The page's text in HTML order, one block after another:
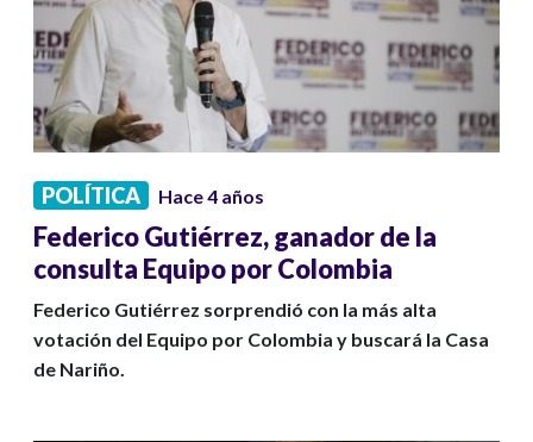
POLÍTICA Hace 4 años
Federico Gutiérrez, ganador de la
consulta Equipo por Colombia
Federico Gutiérrez sorprendió con la más alta
votación del Equipo por Colombia y buscará la Casa
de Nariño.